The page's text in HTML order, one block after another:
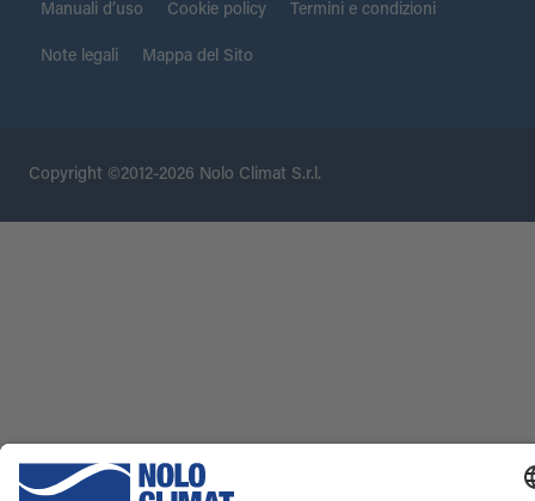
Manuali d’uso Cookie policy Termini e condizioni
Note legali Mappa del Sito
Copyright ©2012-2026 Nolo Climat S.r.l.